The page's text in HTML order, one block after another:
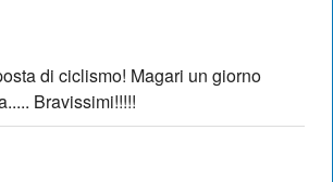
di ciclismo! Magari un giorno
Bravissimi!!!!!